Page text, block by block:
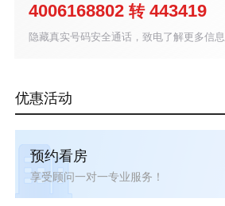
4006168802 转 443419
隐藏真实号码安全通话，致电了解更多信息
优惠活动
预约看房
享受顾问一对一专业服务！